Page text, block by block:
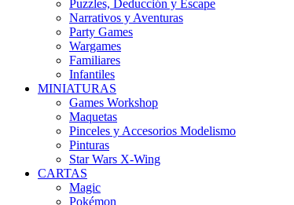
Puzzles, Deducción y Escape
Narrativos y Aventuras
Party Games
Wargames
Familiares
Infantiles
MINIATURAS
Games Workshop
Maquetas
Pinceles y Accesorios Modelismo
Pinturas
Star Wars X-Wing
CARTAS
Magic
Pokémon